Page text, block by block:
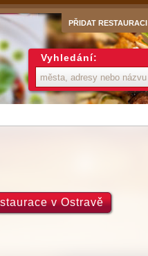
PŘIDAT RESTAURACI
v Ostravě
Vyhledání: